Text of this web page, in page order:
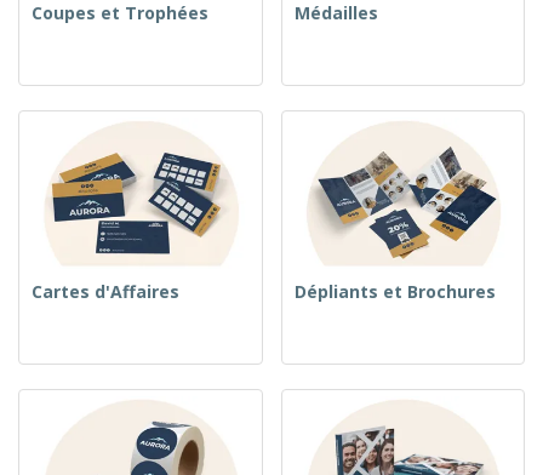
Coupes et Trophées Médailles
Cartes d'Affaires Dépliants et Brochures